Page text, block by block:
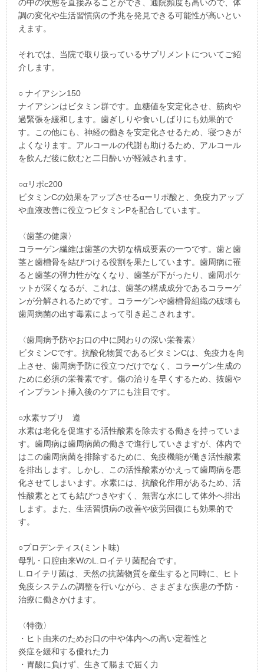
の中の状態を直接みることができ、通院頻度も高いので、体
調の変化や生活習慣病の予兆を発見できる可能性が高いとい
えます。
それでは、当院で取り扱っているサプリメントについてご紹
介します。
○ ナイアシン150
ナイアシンはビタミン群です。血糖値を安定化させ、筋肉や
過緊張を緩和します。歯ぎしりや食いしばりにも効果的で
す。この他にも、神経の働きを安定化させるため、寝つきが
よくなります。アルコールの代謝も助けるため、アルコール
を飲んだ後に飲むと二日酔いが軽減されます。
○αリポc200
ビタミンCの効果をアップさせるαーリポ酸と、免疫力アップ
や血液改善に役立つビタミンPを配合しています。
〈歯茎の健康〉
コラーゲン繊維は歯茎の大切な構成要素の一つです。歯と歯
茎と歯槽骨を結びつける役割を果たしています。歯周病に罹
ると歯茎の弾力性がなくなり、歯茎が下がったり、歯周ポケ
ットが深くなるが、これは、歯茎の構成成分であるコラーゲ
ンが分解されるためです。コラーゲンや歯槽骨組織の破壊も
歯周病菌の出す毒素によって引き起こされます。
〈歯周病予防やお口の中に関わりの深い栄養素〉
ビタミンCです。抗酸化物質であるビタミンCは、免疫力を向
上させ、歯周病予防に役立つだけでなく、コラーゲン生成の
ために必須の栄養素です。傷の治りを早くするため、抜歯や
インプラント挿入後のケアにも注目です。
○水素サプリ 遵
水素は老化を促進する活性酸素を除去する働きを持っていま
す。歯周病は歯周病菌の働きで進行していきますが、体内で
はこの歯周病菌を排除するために、免疫機能が働き活性酸素
を排出します。しかし、この活性酸素がかえって歯周病を悪
化させてしまいます。水素には、抗酸化作用があるため、活
性酸素ととても結びつきやすく、無害な水にして体外へ排出
します。また、生活習慣病の改善や疲労回復にも効果的で
す。
○プロデンティス(ミント味)
母乳・口腔由来WのL.ロイテリ菌配合です。
L.ロイテリ菌は、天然の抗菌物質を産生すると同時に、ヒト
免疫システムの調整を行いながら、さまざまな疾患の予防・
治療に働きかけます。
〈特徴〉
・ヒト由来のためお口の中や体内への高い定着性と
炎症を緩和する優れた力
・胃酸に負けず、生きて腸まで届く力